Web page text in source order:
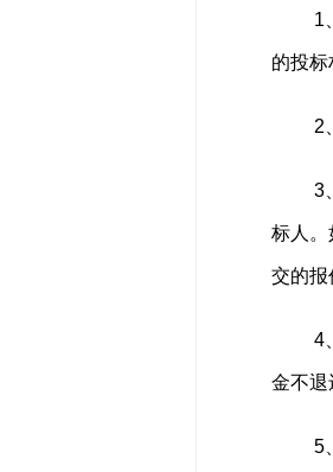
1
的投标
2
3
标人。
交的报
4
金不退
5